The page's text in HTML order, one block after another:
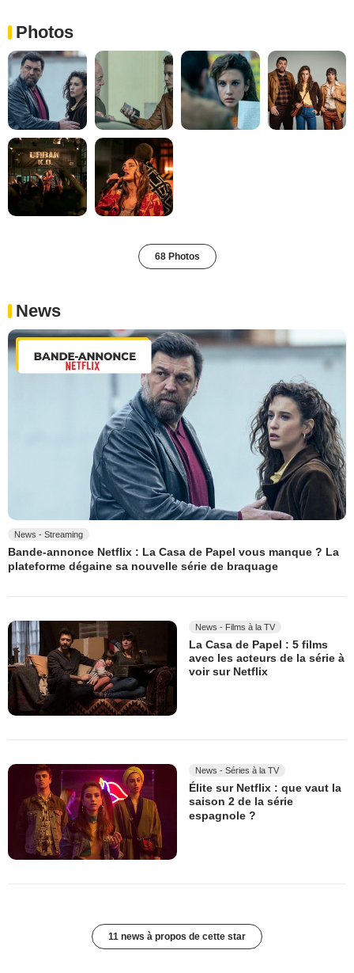
Photos
68 Photos
News
News - Streaming
Bande-annonce Netflix : La Casa de Papel vous manque ? La
plateforme dégaine sa nouvelle série de braquage
News - Films à la TV
La Casa de Papel : 5 films
avec les acteurs de la série à
voir sur Netflix
News - Séries à la TV
Élite sur Netflix : que vaut la
saison 2 de la série
espagnole ?
11 news à propos de cette star